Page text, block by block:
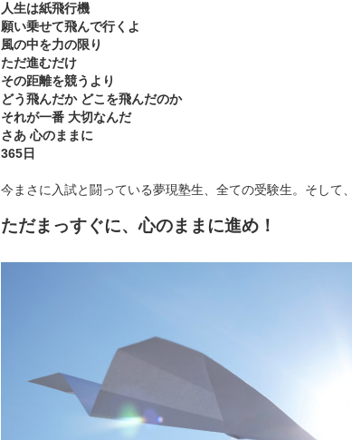
人生は紙飛行機
願い乗せて飛んで行くよ
風の中を力の限り
ただ進むだけ
その距離を競うより
どう飛んだか どこを飛んだのか
それが一番 大切なんだ
さあ 心のままに
365日
今まさに入試と闘っている夢現塾生、全ての受験生。そして
ただまっすぐに、心のままに進め！